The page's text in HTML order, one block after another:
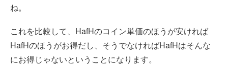
ね。
これを比較して、HafHのコイン単価のほうが安ければ
HafHのほうがお得だし、そうでなければHafHはそんな
にお得じゃないということになります。